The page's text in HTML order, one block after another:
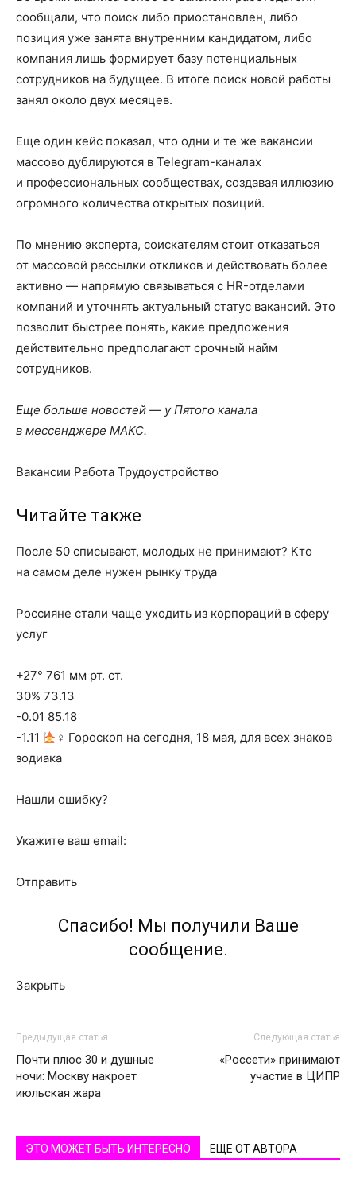
сообщали, что поиск либо приостановлен, либо
позиция уже занята внутренним кандидатом, либо
компания лишь формирует базу потенциальных
сотрудников на будущее. В итоге поиск новой работы
занял около двух месяцев.
Еще один кейс показал, что одни и те же вакансии
массово дублируются в Telegram-каналах
и профессиональных сообществах, создавая иллюзию
огромного количества открытых позиций.
По мнению эксперта, соискателям стоит отказаться
от массовой рассылки откликов и действовать более
активно — напрямую связываться с HR-отделами
компаний и уточнять актуальный статус вакансий. Это
позволит быстрее понять, какие предложения
действительно предполагают срочный найм
сотрудников.
Еще больше новостей — у Пятого канала
в мессенджере МАКС.
Вакансии Работа Трудоустройство
Читайте также
После 50 списывают, молодых не принимают? Кто
на самом деле нужен рынку труда
Россияне стали чаще уходить из корпораций в сферу
услуг
+27° 761 мм рт. ст.
30% 73.13
-0.01 85.18
-1.11
‍♀ Гороскоп на сегодня, 18 мая, для всех знаков
зодиака
Нашли ошибку?
Укажите ваш email:
Отправить
Спасибо! Мы получили Ваше
сообщение.
Закрыть
Предыдущая статья
Почти плюс 30 и душные
ночи: Москву накроет
июльская жара
Следующая статья
«Россети» принимают
участие в ЦИПР
ЭТО МОЖЕТ БЫТЬ ИНТЕРЕСНО ЕЩЕ ОТ АВТОРА